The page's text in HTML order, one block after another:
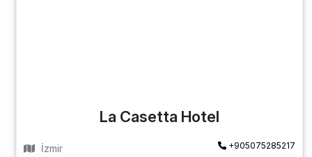
La Casetta Hotel
İzmir +905075285217